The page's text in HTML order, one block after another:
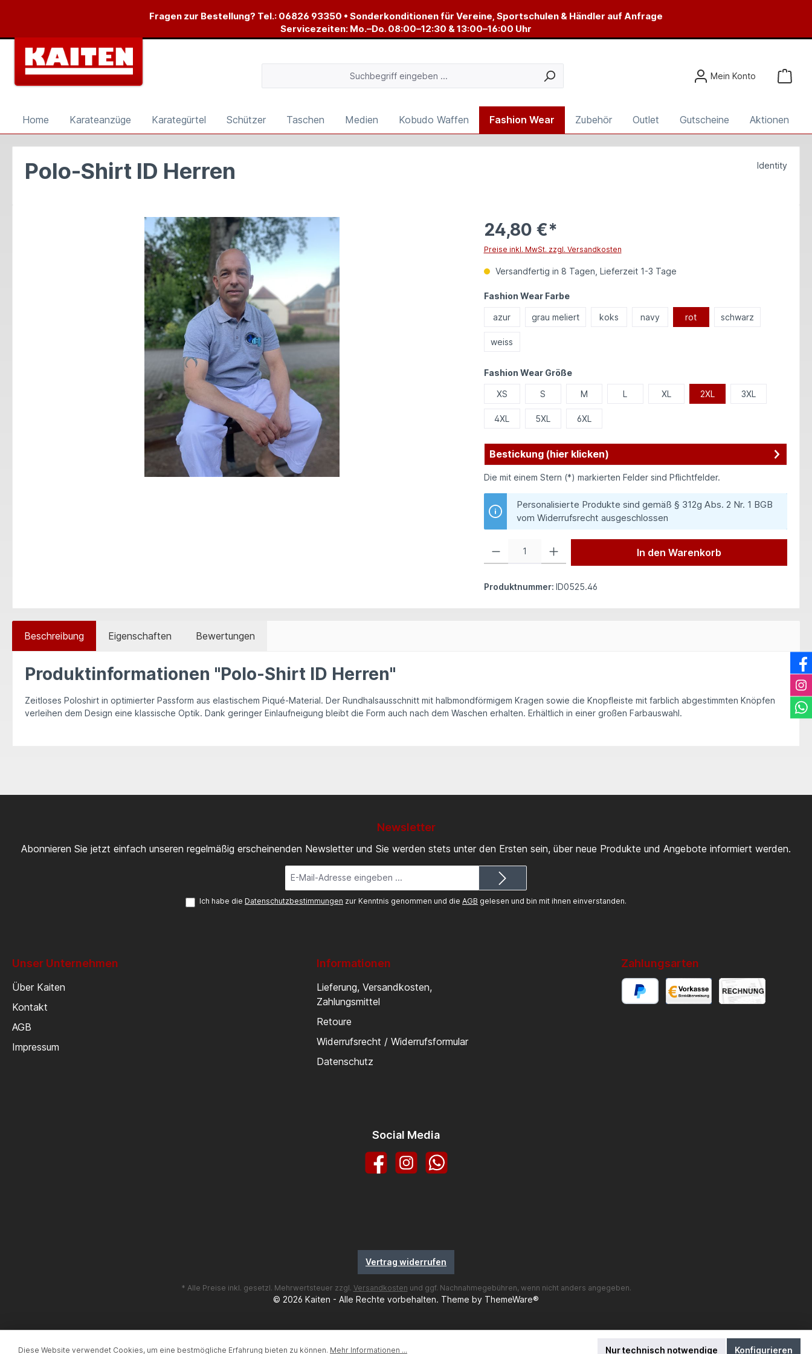
Zur Hauptnavigation springenFragen zur Bestellung? Tel.: 06826 93350 • Sonderkonditionen für Vereine, Sportschulen & Händler auf Anfrage
Servicezeiten: Mo.–Do. 08:00–12:30 & 13:00–16:00 Uhr
Mein Konto
Home Karateanzüge Karategürtel Schützer Taschen Medien Kobudo Waffen Fashion Wear Zubehör Outlet Gutscheine Aktionen
Polo-Shirt ID Herren Identity
24,80 €*
Preise inkl. MwSt. zzgl. Versandkosten
Versandfertig in 8 Tagen, Lieferzeit 1-3 Tage
Fashion Wear Farbeauswählen
azur grau meliert koks navy rot schwarz
weiss
Fashion Wear Größeauswählen
XS S M L XL 2XL 3XL
4XL 5XL 6XL
Bestickung (hier klicken)
Die mit einem Stern (*) markierten Felder sind Pflichtfelder.
Personalisierte Produkte sind gemäß § 312g Abs. 2 Nr. 1 BGB
vom Widerrufsrecht ausgeschlossen
In den Warenkorb
Produktnummer: ID0525.46
Beschreibung Eigenschaften Bewertungen
Produktinformationen "Polo-Shirt ID Herren"
Zeitloses Poloshirt in optimierter Passform aus elastischem Piqué-Material. Der Rundhalsausschnitt mit halbmondförmigem Kragen sowie die Knopfleiste mit farblich abgestimmten Knöpfen
verleihen dem Design eine klassische Optik. Dank geringer Einlaufneigung bleibt die Form auch nach dem Waschen erhalten. Erhältlich in einer großen Farbauswahl.
Newsletter
Abonnieren Sie jetzt einfach unseren regelmäßig erscheinenden Newsletter und Sie werden stets unter den Ersten sein, über neue Produkte und Angebote informiert werden.
Mail-
Adresse*
Ich habe die Datenschutzbestimmungen zur Kenntnis genommen und die AGB gelesen und bin mit ihnen einverstanden.
Unser Unternehmen
Über Kaiten
Kontakt
AGB
Impressum
Informationen
Lieferung, Versandkosten,
Zahlungsmittel
Retoure
Widerrufsrecht / Widerrufsformular
Datenschutz
Zahlungsarten
Social Media
FacebookInstagramWhatsApp
Vertrag widerrufen
* Alle Preise inkl. gesetzl. Mehrwertsteuer zzgl. Versandkosten und ggf. Nachnahmegebühren, wenn nicht anders angegeben.
© 2026 Kaiten - Alle Rechte vorbehalten. Theme by ThemeWare®
Diese Website verwendet Cookies, um eine bestmögliche Erfahrung bieten zu können. Mehr Informationen ... Nur technisch notwendige Konfigurieren